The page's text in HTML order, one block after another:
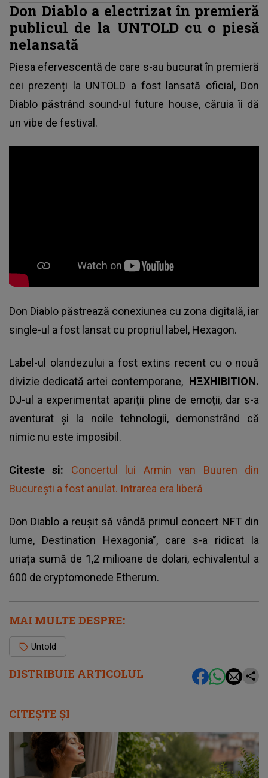
DISTRIBUIE ARTICOLUL
Don Diablo a electrizat în premieră
publicul de la UNTOLD cu o piesă
nelansată
Piesa efervescentă de care s-au bucurat în premieră
cei prezenți la UNTOLD a fost lansată oficial, Don
Diablo păstrând sound-ul future house, căruia îi dă
un vibe de festival.
Don Diablo păstrează conexiunea cu zona digitală, iar
single-ul a fost lansat cu propriul label, Hexagon.
Label-ul olandezului a fost extins recent cu o nouă
divizie dedicată artei contemporane, HΞXHIBITION.
DJ-ul a experimentat apariții pline de emoții, dar s-a
aventurat și la noile tehnologii, demonstrând că
nimic nu este imposibil.
Citeste si: Concertul lui Armin van Buuren din
Bucureşti a fost anulat. Intrarea era liberă
Don Diablo a reușit să vândă primul concert NFT din
lume, Destination Hexagonia”, care s-a ridicat la
uriața sumă de 1,2 milioane de dolari, echivalentul a
600 de cryptomonede Etherum.
MAI MULTE DESPRE:
Untold
CITEȘTE ȘI